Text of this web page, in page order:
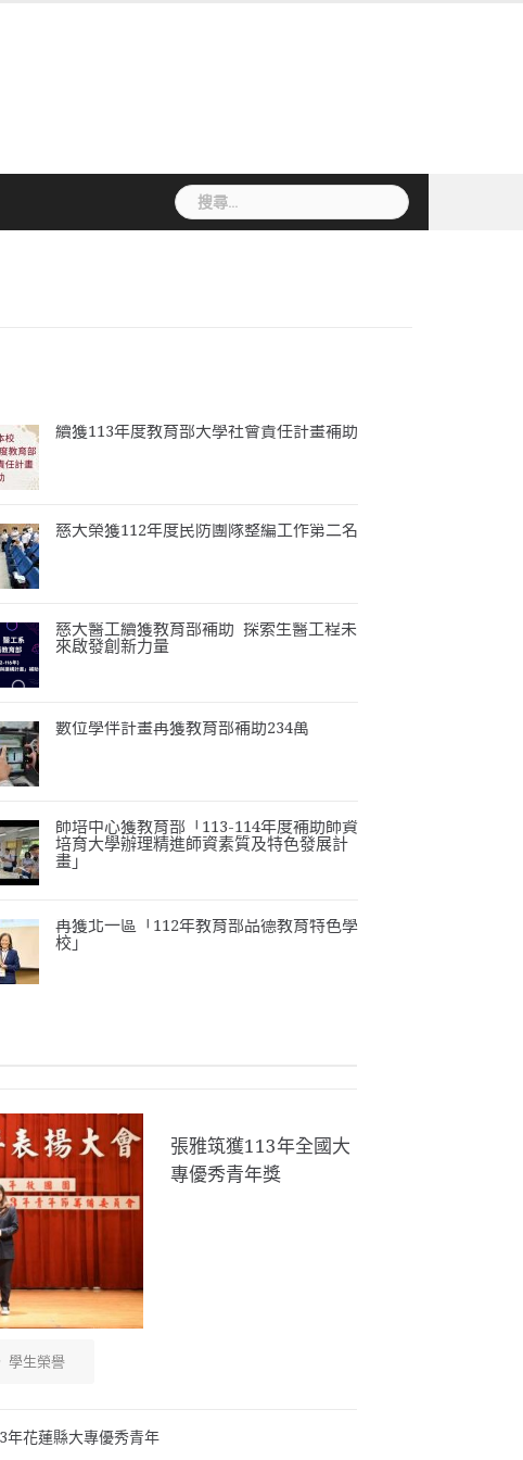
搜
尋
續獲113年度教育部大學社會責任計畫補助
慈大榮獲112年度民防團隊整編工作第二名
慈大醫工續獲教育部補助 探索生醫工程未
來啟發創新力量
數位學伴計畫再獲教育部補助234萬
師培中心獲教育部「113-114年度補助師資
培育大學辦理精進師資素質及特色發展計
畫」
再獲北一區「112年教育部品德教育特色學
校」
張雅筑獲113年全國大
專優秀青年獎
學生榮譽
年花蓮縣大專優秀青年